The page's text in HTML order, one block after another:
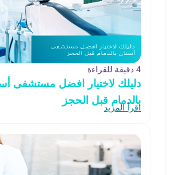
4 دقيقة للقراءة
دليلك لاختيار افضل مستشفى
بالدمام قبل الحجز
اقرأ المزيد